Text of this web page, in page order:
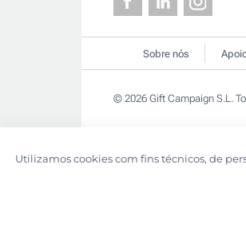
Sobre nós
© 2026 Gift Campaign S.L.
Utilizamos cookies com fins técnicos, de